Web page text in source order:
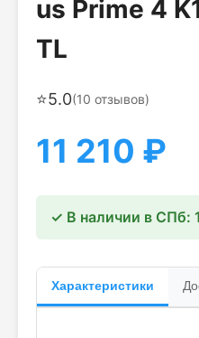
us Prime 4
TL
⭐5.0(10 отзывов)
11 210 ₽
✓ В наличии в СПб:
Характеристики